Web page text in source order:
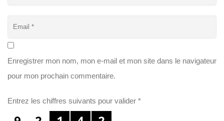
Enregistrer mon nom, mon e-mail et mon site dans le navigateur
pour mon prochain commentaire.
Entrez les chiffres suivants pour valider *